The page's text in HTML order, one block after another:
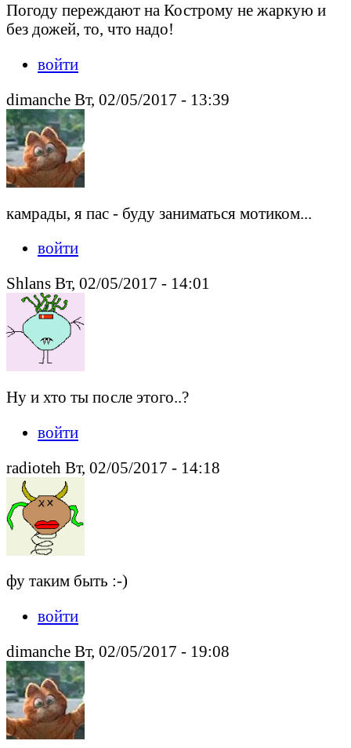
Погоду переждают на Кострому не жаркую и
без дожей, то, что надо!
войти
dimanche Вт, 02/05/2017 - 13:39
камрады, я пас - буду заниматься мотиком...
войти
Shlans Вт, 02/05/2017 - 14:01
Ну и хто ты после этого..?
войти
radioteh Вт, 02/05/2017 - 14:18
фу таким быть :-)
войти
dimanche Вт, 02/05/2017 - 19:08